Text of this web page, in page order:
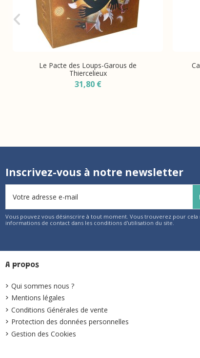
Le Pacte des Loups-Garous de
Thiercelieux
31,80 €
Inscrivez-vous à notre newsletter
Vous pouvez vous désinscrire à tout moment. Vous trouverez pour cela
informations de contact dans les conditions d'utilisation du site.
A propos
Qui sommes nous ?
Mentions légales
Conditions Générales de vente
Protection des données personnelles
Gestion des Cookies